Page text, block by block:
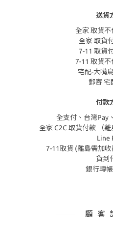
送貨
全家 取貨不
全家 取貨
7-11 取貨
7-11 取貨不
宅配-大嘴
郵寄 宅
付款
全支付、台灣Pay
全家 C2C 取貨付款 （離
Line
7-11取貨 (離島需加
貨到
銀行轉
顧客